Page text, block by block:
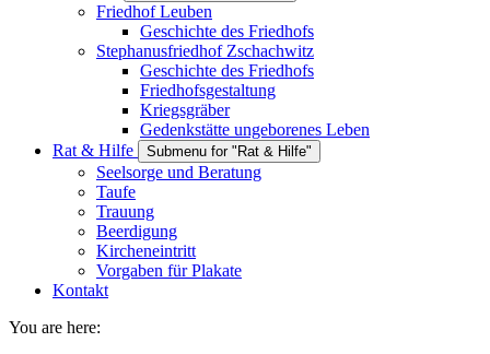
Friedhof Leuben
Geschichte des Friedhofs
Stephanusfriedhof Zschachwitz
Geschichte des Friedhofs
Friedhofsgestaltung
Kriegsgräber
Gedenkstätte ungeborenes Leben
Rat & Hilfe
Submenu for "Rat & Hilfe"
Seelsorge und Beratung
Taufe
Trauung
Beerdigung
Kircheneintritt
Vorgaben für Plakate
Kontakt
You are here: